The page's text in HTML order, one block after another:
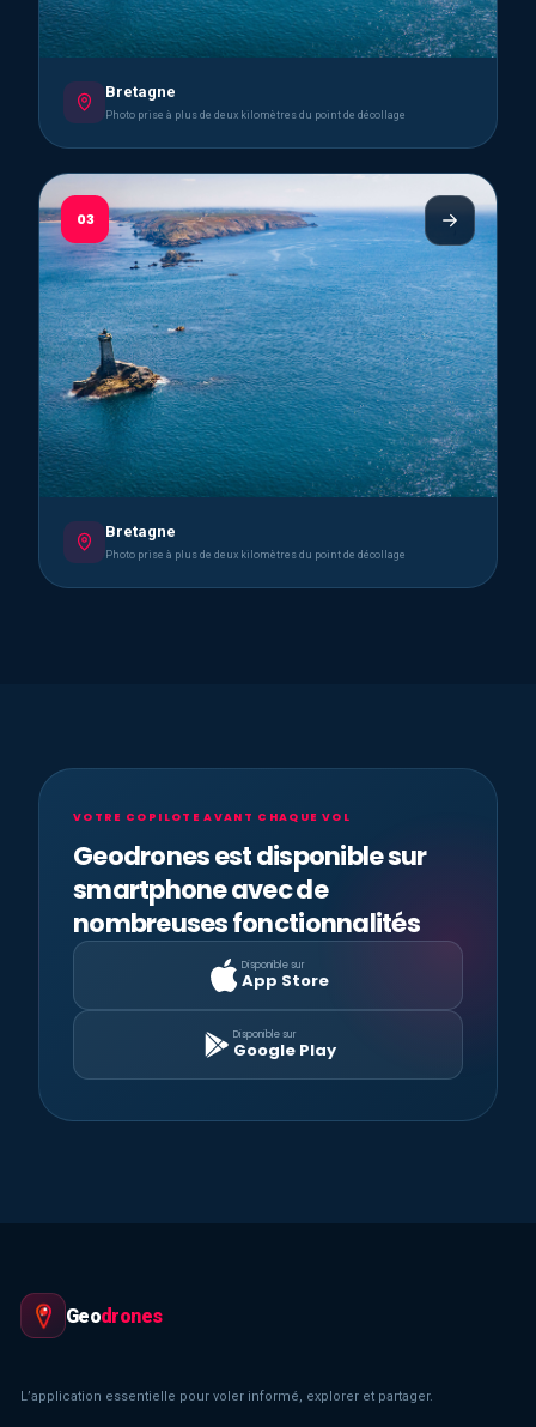
Bretagne
Photo prise à plus de deux kilomètres du point de décollage
03
Bretagne
Photo prise à plus de deux kilomètres du point de décollage
VOTRE COPILOTE AVANT CHAQUE VOL
Geodrones est disponible sur
smartphone avec de
nombreuses fonctionnalités
Disponible sur
App Store
Disponible sur
Google Play
Geodrones
L’application essentielle pour voler informé, explorer et partager.